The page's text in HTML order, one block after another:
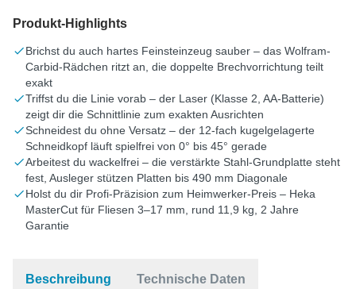
Produkt-Highlights
Brichst du auch hartes Feinsteinzeug sauber – das Wolfram-
Carbid-Rädchen ritzt an, die doppelte Brechvorrichtung teilt
exakt
Triffst du die Linie vorab – der Laser (Klasse 2, AA-Batterie)
zeigt dir die Schnittlinie zum exakten Ausrichten
Schneidest du ohne Versatz – der 12-fach kugelgelagerte
Schneidkopf läuft spielfrei von 0° bis 45° gerade
Arbeitest du wackelfrei – die verstärkte Stahl-Grundplatte steht
fest, Ausleger stützen Platten bis 490 mm Diagonale
Holst du dir Profi-Präzision zum Heimwerker-Preis – Heka
MasterCut für Fliesen 3–17 mm, rund 11,9 kg, 2 Jahre
Garantie
Beschreibung Technische Daten